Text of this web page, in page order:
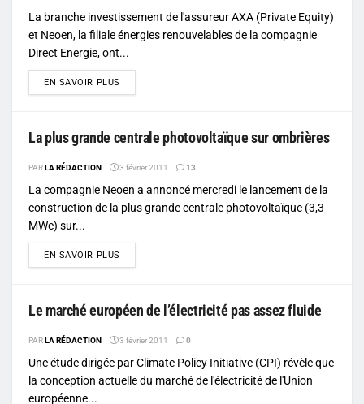
La branche investissement de l'assureur AXA (Private Equity)
et Neoen, la filiale énergies renouvelables de la compagnie
Direct Energie, ont...
EN SAVOIR PLUS
La plus grande centrale photovoltaïque sur ombrières
PARLA RÉDACTION 3 février 2011 13
La compagnie Neoen a annoncé mercredi le lancement de la
construction de la plus grande centrale photovoltaïque (3,3
MWc) sur...
EN SAVOIR PLUS
Le marché européen de l’électricité pas assez fluide
PARLA RÉDACTION 3 février 2011 0
Une étude dirigée par Climate Policy Initiative (CPI) révèle que
la conception actuelle du marché de l'électricité de l'Union
européenne...